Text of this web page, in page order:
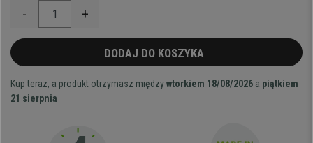
- +
DODAJ DO KOSZYKA
Kup teraz, a produkt otrzymasz międzywtorkiem 18/08/2026 a piątkiem
21 sierpnia